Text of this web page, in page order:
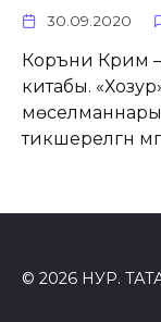
30.09.2020
Коръәни
китабы.
мөселманнары
тикшерелгән
© 2026 НУР.